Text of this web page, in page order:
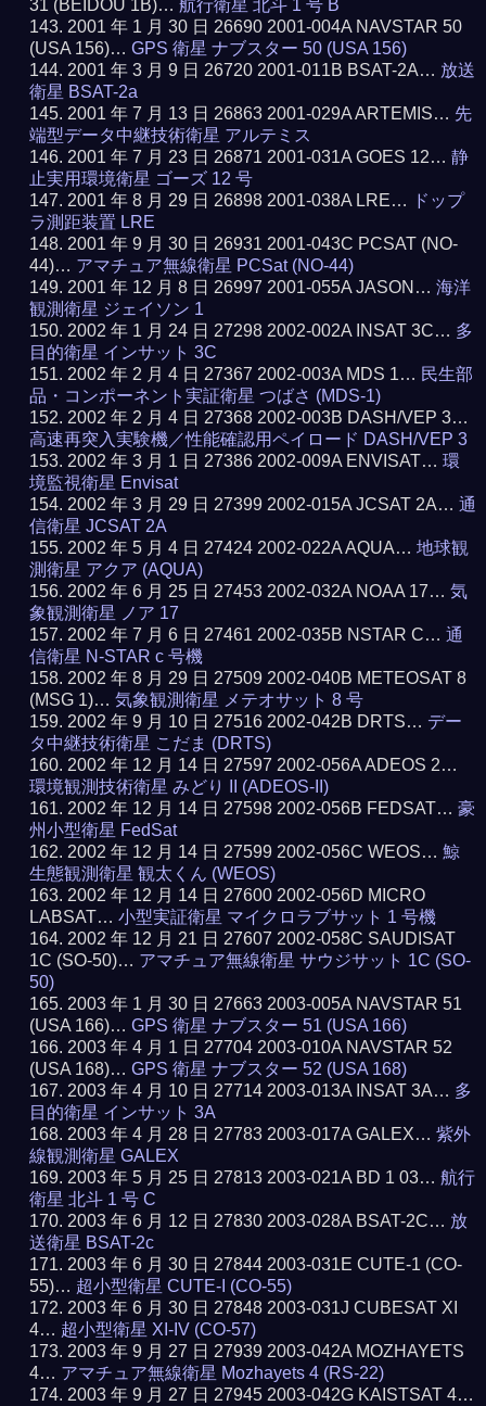
31 (BEIDOU 1B)…航行衛星 北斗 1 号 B
2001 年 1 月 30 日 26690 2001-004A NAVSTAR 50
(USA 156)…GPS 衛星 ナブスター 50 (USA 156)
2001 年 3 月 9 日 26720 2001-011B BSAT-2A… 放送
衛星 BSAT-2a
2001 年 7 月 13 日 26863 2001-029A ARTEMIS… 先
端型データ中継技術衛星 アルテミス
2001 年 7 月 23 日 26871 2001-031A GOES 12…静
止実用環境衛星 ゴーズ 12 号
2001 年 8 月 29 日 26898 2001-038A LRE…
ドップ
ラ測距装置 LRE
2001 年 9 月 30 日 26931 2001-043C PCSAT (NO-
44)… アマチュア無線衛星 PCSat (NO-44)
2001 年 12 月 8 日 26997 2001-055A JASON…海洋
観測衛星 ジェイソン 1
2002 年 1 月 24 日 27298 2002-002A INSAT 3C… 多
目的衛星 インサット 3C
2002 年 2 月 4 日 27367 2002-003A MDS 1… 民生部
品・コンポーネント実証衛星 つばさ (MDS-1)
2002 年 2 月 4 日 27368 2002-003B DASH/VEP 3…
高速再突入実験機／性能確認用ペイロード DASH/VEP 3
2002 年 3 月 1 日 27386 2002-009A ENVISAT…環
境監視衛星 Envisat
2002 年 3 月 29 日 27399 2002-015A JCSAT 2A…通
信衛星 JCSAT 2A
2002 年 5 月 4 日 27424 2002-022A AQUA…地球観
測衛星 アクア (AQUA)
2002 年 6 月 25 日 27453 2002-032A NOAA 17…気
象観測衛星 ノア 17
2002 年 7 月 6 日 27461 2002-035B NSTAR C…通
信衛星 N-STAR c 号機
2002 年 8 月 29 日 27509 2002-040B METEOSAT 8
(MSG 1)…気象観測衛星 メテオサット 8 号
2002 年 9 月 10 日 27516 2002-042B DRTS… デー
タ中継技術衛星 こだま (DRTS)
2002 年 12 月 14 日 27597 2002-056A ADEOS 2…
環境観測技術衛星 みどり II (ADEOS-II)
2002 年 12 月 14 日 27598 2002-056B FEDSAT…豪
州小型衛星 FedSat
2002 年 12 月 14 日 27599 2002-056C WEOS…鯨
生態観測衛星 観太くん (WEOS)
2002 年 12 月 14 日 27600 2002-056D MICRO
LABSAT…小型実証衛星 マイクロラブサット 1 号機
2002 年 12 月 21 日 27607 2002-058C SAUDISAT
1C (SO-50)… アマチュア無線衛星 サウジサット 1C (SO-
50)
2003 年 1 月 30 日 27663 2003-005A NAVSTAR 51
(USA 166)…GPS 衛星 ナブスター 51 (USA 166)
2003 年 4 月 1 日 27704 2003-010A NAVSTAR 52
(USA 168)…GPS 衛星 ナブスター 52 (USA 168)
2003 年 4 月 10 日 27714 2003-013A INSAT 3A… 多
目的衛星 インサット 3A
2003 年 4 月 28 日 27783 2003-017A GALEX…紫外
線観測衛星 GALEX
2003 年 5 月 25 日 27813 2003-021A BD 1 03…航行
衛星 北斗 1 号 C
2003 年 6 月 12 日 27830 2003-028A BSAT-2C… 放
送衛星 BSAT-2c
2003 年 6 月 30 日 27844 2003-031E CUTE-1 (CO-
55)… 超小型衛星 CUTE-I (CO-55)
2003 年 6 月 30 日 27848 2003-031J CUBESAT XI
4… 超小型衛星 XI-IV (CO-57)
2003 年 9 月 27 日 27939 2003-042A MOZHAYETS
4… アマチュア無線衛星 Mozhayets 4 (RS-22)
2003 年 9 月 27 日 27945 2003-042G KAISTSAT 4…